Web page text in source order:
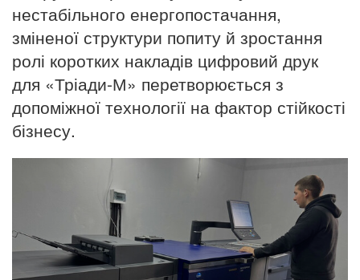
нестабільного енергопостачання,
зміненої структури попиту й зростання
ролі коротких накладів цифровий друк
для «Тріади-М» перетворюється з
допоміжної технології на фактор стійкості
бізнесу.